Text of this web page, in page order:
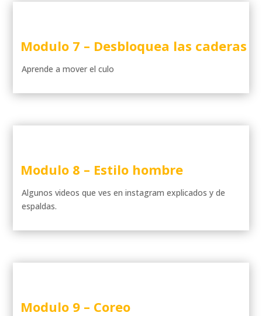
Modulo 7 – Desbloquea las caderas
Aprende a mover el culo
Modulo 8 – Estilo hombre
Algunos videos que ves en instagram explicados y de
espaldas.
Modulo 9 – Coreo